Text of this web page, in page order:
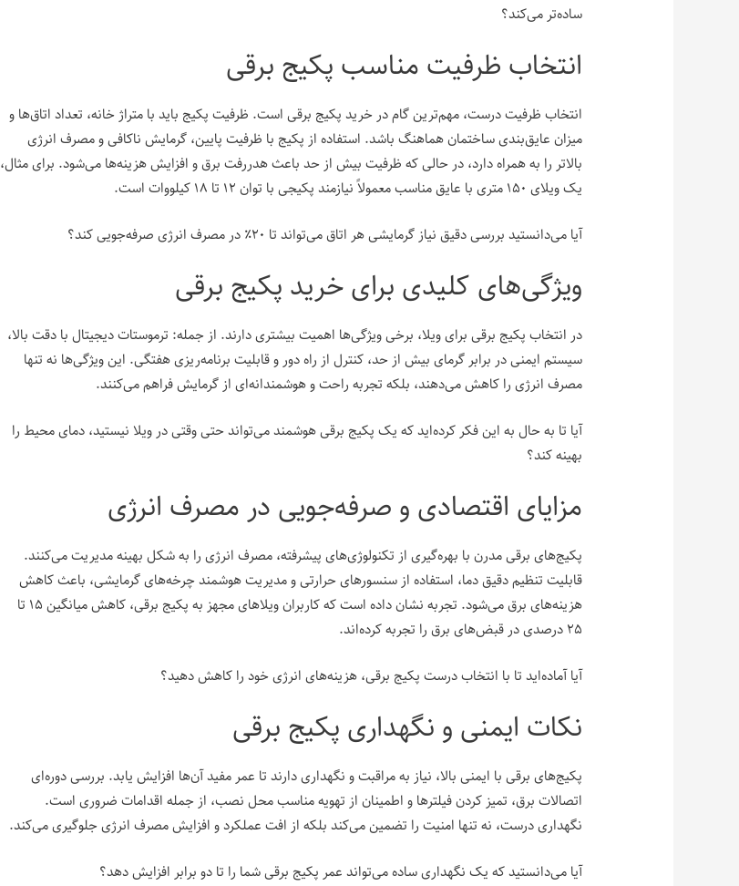
ساده‌تر می‌کند؟
انتخاب ظرفیت مناسب پکیج برقی
انتخاب ظرفیت درست، مهم‌ترین گام در خرید پکیج برقی است. ظرفیت پکیج باید با متراژ خانه، تعداد اتاق‌ها و
میزان عایق‌بندی ساختمان هماهنگ باشد. استفاده از پکیج با ظرفیت پایین، گرمایش ناکافی و مصرف انرژی
بالاتر را به همراه دارد، در حالی که ظرفیت بیش از حد باعث هدررفت برق و افزایش هزینه‌ها می‌شود. برای مثال،
یک ویلای ۱۵۰ متری با عایق مناسب معمولاً نیازمند پکیجی با توان ۱۲ تا ۱۸ کیلووات است.
آیا می‌دانستید بررسی دقیق نیاز گرمایشی هر اتاق می‌تواند تا ۲۰٪ در مصرف انرژی صرفه‌جویی کند؟
ویژگی‌های کلیدی برای خرید پکیج برقی
در انتخاب پکیج برقی برای ویلا، برخی ویژگی‌ها اهمیت بیشتری دارند. از جمله: ترموستات دیجیتال با دقت بالا،
سیستم ایمنی در برابر گرمای بیش از حد، کنترل از راه دور و قابلیت برنامه‌ریزی هفتگی. این ویژگی‌ها نه تنها
مصرف انرژی را کاهش می‌دهند، بلکه تجربه راحت و هوشمندانه‌ای از گرمایش فراهم می‌کنند.
آیا تا به حال به این فکر کرده‌اید که یک پکیج برقی هوشمند می‌تواند حتی وقتی در ویلا نیستید، دمای محیط را
بهینه کند؟
مزایای اقتصادی و صرفه‌جویی در مصرف انرژی
پکیج‌های برقی مدرن با بهره‌گیری از تکنولوژی‌های پیشرفته، مصرف انرژی را به شکل بهینه مدیریت می‌کنند.
قابلیت تنظیم دقیق دما، استفاده از سنسورهای حرارتی و مدیریت هوشمند چرخه‌های گرمایشی، باعث کاهش
هزینه‌های برق می‌شود. تجربه نشان داده است که کاربران ویلاهای مجهز به پکیج برقی، کاهش میانگین ۱۵ تا
۲۵ درصدی در قبض‌های برق را تجربه کرده‌اند.
آیا آماده‌اید تا با انتخاب درست پکیج برقی، هزینه‌های انرژی خود را کاهش دهید؟
نکات ایمنی و نگهداری پکیج برقی
پکیج‌های برقی با ایمنی بالا، نیاز به مراقبت و نگهداری دارند تا عمر مفید آن‌ها افزایش یابد. بررسی دوره‌ای
اتصالات برق، تمیز کردن فیلترها و اطمینان از تهویه مناسب محل نصب، از جمله اقدامات ضروری است.
نگهداری درست، نه تنها امنیت را تضمین می‌کند بلکه از افت عملکرد و افزایش مصرف انرژی جلوگیری می‌کند.
آیا می‌دانستید که یک نگهداری ساده می‌تواند عمر پکیج برقی شما را تا دو برابر افزایش دهد؟